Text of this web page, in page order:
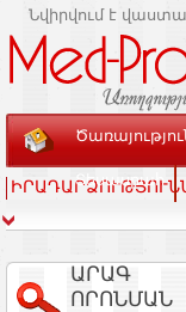
Նվիրվում է
Տեսասրահ
ԱՐԱԳ
ՈՐՈՆՄԱՆ